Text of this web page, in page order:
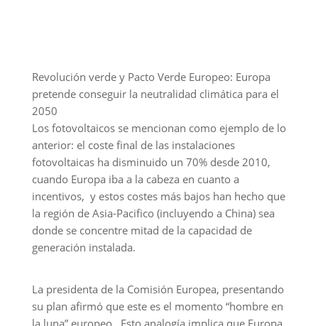
la luna” europeo. Esto analogía implica que Europa
estaría asumiendo los costes de ser el pionero en
un tema que beneficiaría a toda la humanidad,
incluso de un tema más crítico. La pregunta es,
¿cómo se financiaría?
Economía verde: Pagando
por ser los primeros
Según publica Expansión, el elevado coste que los
países tendrán que afrontar para culminar la
transición hacia una economía limpia es el gran
Sólo en Europa, la Comisión estima necesidades de
inversión por valor de 260.000 millones de euros al